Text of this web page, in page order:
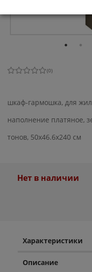
(0)
шкаф-гармошка, для
наполнение платяное,
тонов, 50x46.6x240 см
Нет в наличии
Характеристики
Описание